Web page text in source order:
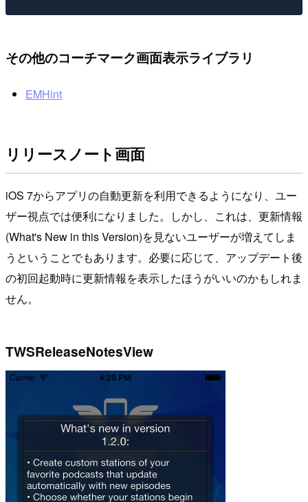
その他のコーチマーク画面表示ライブラリ
EMHint
リリースノート画面
iOS 7からアプリの自動更新を利用できるようになり、ユー
ザー視点では便利になりました。しかし、これは、更新情報
(What's New in this Version)を見ないユーザーが増えてしま
うということでもあります。必要に応じて、アップデート後
の初回起動時に更新情報を表示したほうがいいのかもしれま
せん。
TWSReleaseNotesView